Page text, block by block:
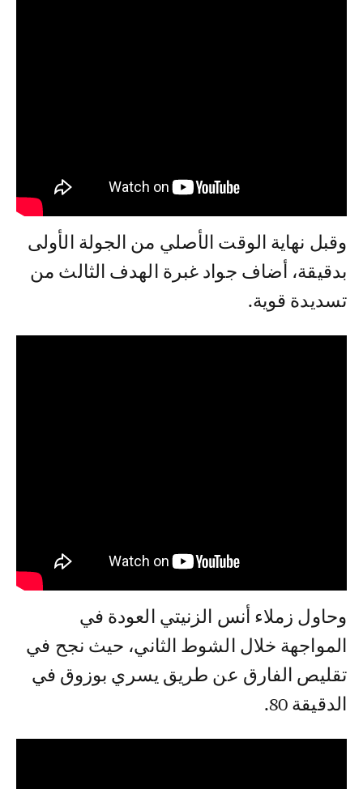
وقبل نهاية الوقت الأصلي من الجولة الأولى
بدقيقة، أضاف جواد غبرة الهدف الثالث من
تسديدة قوية.
وحاول زملاء أنس الزنيتي العودة في
المواجهة خلال الشوط الثاني، حيث نجح في
تقليص الفارق عن طريق يسري بوزوق في
الدقيقة 80.